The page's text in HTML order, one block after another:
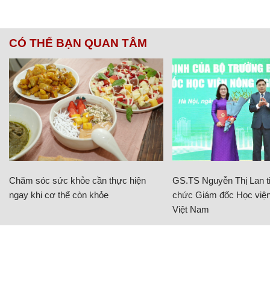
CÓ THỂ BẠN QUAN TÂM
Chăm sóc sức khỏe cần thực hiện
ngay khi cơ thể còn khỏe
GS.TS Nguyễn Thị Lan
chức Giám đốc Học
Việt Nam